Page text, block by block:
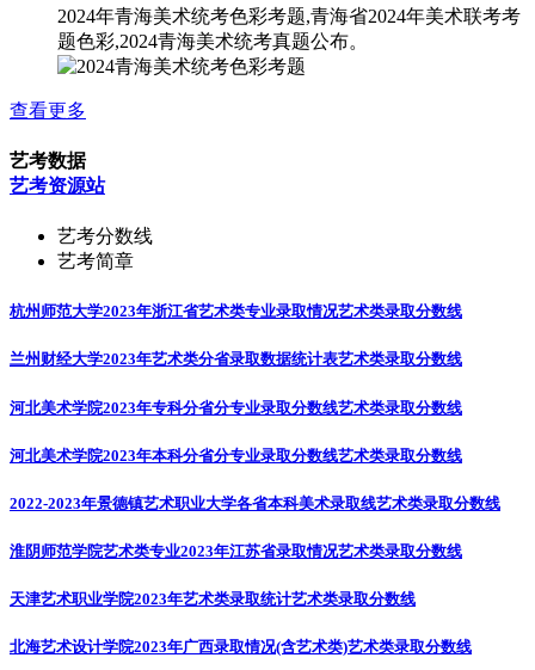
2024年青海美术统考色彩考题,青海省2024年美术联考考
题色彩,2024青海美术统考真题公布。
查看更多
艺考数据
艺考资源站
艺考分数线
艺考简章
杭州师范大学2023年浙江省艺术类专业录取情况艺术类录取分数线
兰州财经大学2023年艺术类分省录取数据统计表艺术类录取分数线
河北美术学院2023年专科分省分专业录取分数线艺术类录取分数线
河北美术学院2023年本科分省分专业录取分数线艺术类录取分数线
2022-2023年景德镇艺术职业大学各省本科美术录取线艺术类录取分数线
淮阴师范学院艺术类专业2023年江苏省录取情况艺术类录取分数线
天津艺术职业学院2023年艺术类录取统计艺术类录取分数线
北海艺术设计学院2023年广西录取情况(含艺术类)艺术类录取分数线